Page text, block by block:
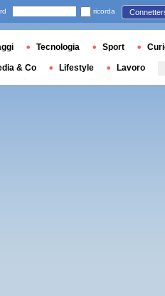
ricorda
Tecnologia Sport
& Co Lifestyle Lavoro